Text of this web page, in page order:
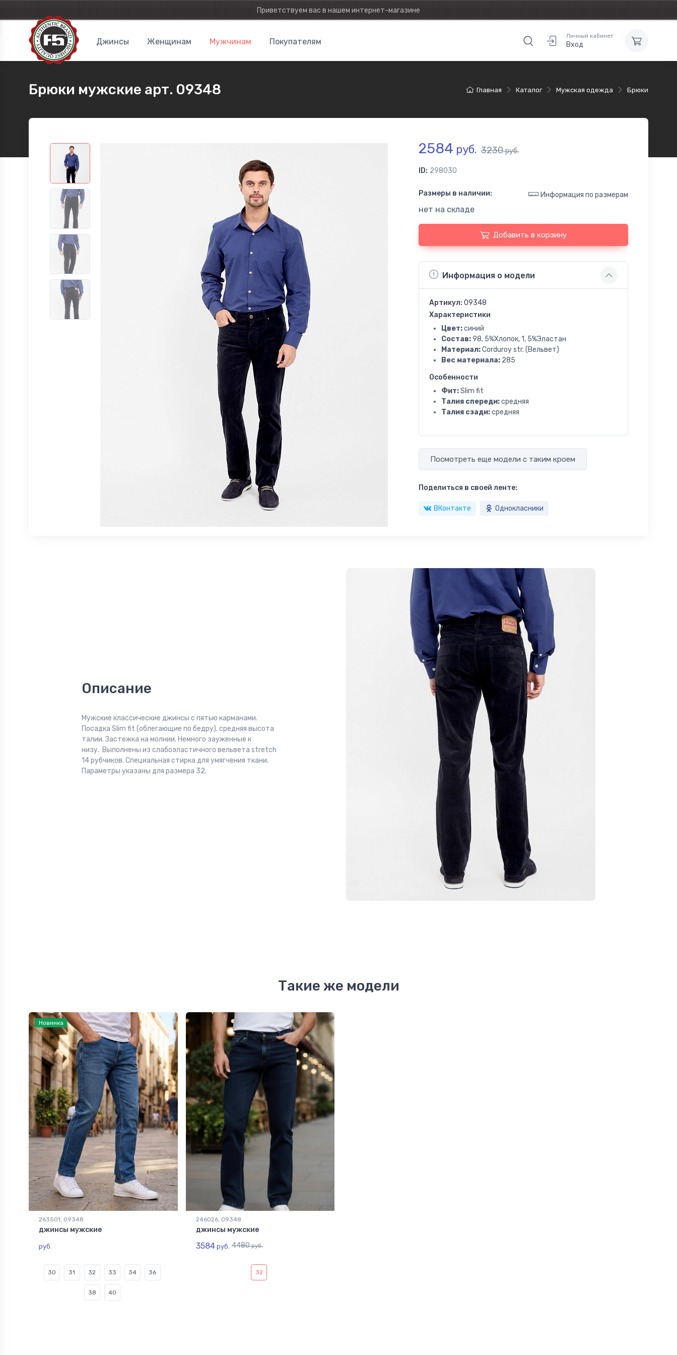
Приветствуем вас в нашем интернет-магазине
Личный кабинет
Вход
Джинсы Женщинам Мужчинам Покупателям
Главная Каталог Мужская одежда Брюки
Брюки мужские арт. 09348
2584 руб. 3230руб.
ID: 298030
Размеры в наличии: Информация по размерам
нет на складе
Добавить в корзину
Информация о модели
Артикул: 09348
Характеристики
Цвет:синий
Состав:98, 5%Хлопок, 1, 5%Эластан
Материал:Corduroy str. (Вельвет)
Вес материала:285
Особенности
Фит:Slim fit
Талия спереди:средняя
Талия сзади:средняя
Посмотреть еще модели с таким кроем
Поделиться в своей ленте:
ВКонтакте Однокласники
Описание
Мужские классические джинсы с пятью карманами.
Посадка Slim fit (облегающие по бедру), средняя высота
талии. Застежка на молнии. Немного зауженные к
низу. Выполнены из слабоэластичного вельвета stretch
14 рубчиков. Специальная стирка для умягчения ткани.
Параметры указаны для размера 32.
Такие же модели
Новинка
263501, 09348
джинсы мужские
руб.
30 31 32 33 34 36
38 40
246026, 09348
джинсы мужские
3584руб. 4480руб.
32